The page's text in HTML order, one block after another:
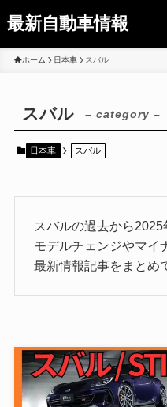
最新自動車情報
ホーム 日本車 スバル
スバル – category –
日本車 スバル
スバルの過去から
モデルチェンジやマイ
最新情報記事をまとめ